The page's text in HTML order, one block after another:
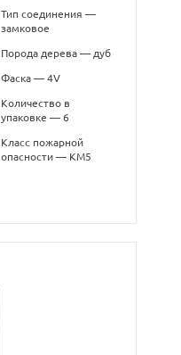
Тип соединения —
замковое
Порода дерева — дуб
Фаска — 4V
Количество в
упаковке — 6
Класс пожарной
опасности — КМ5